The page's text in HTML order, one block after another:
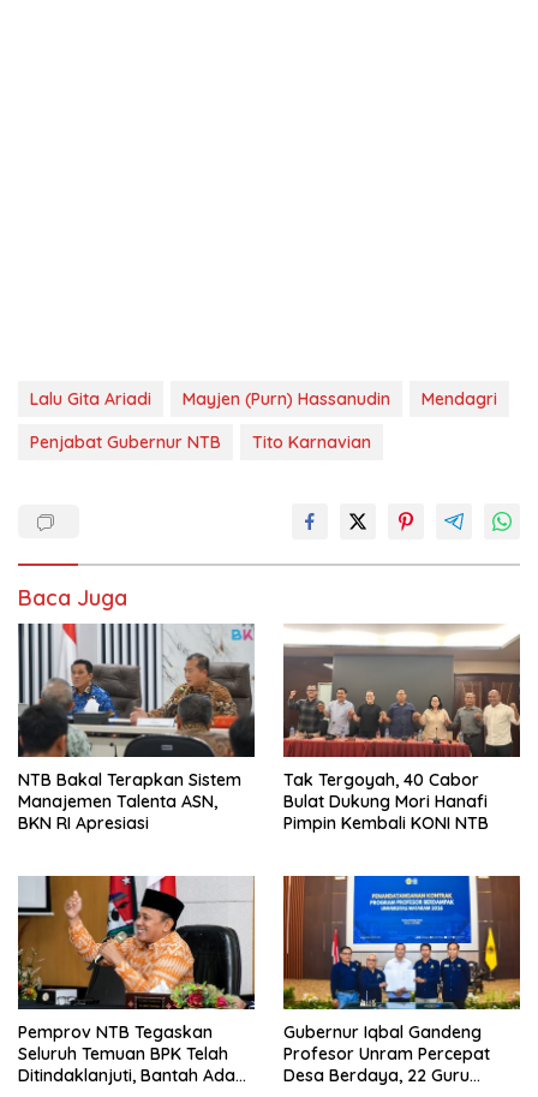
Lalu Gita Ariadi Mayjen (Purn) Hassanudin
Mendagri
Penjabat Gubernur NTB
Tito Karnavian
Baca Juga
NTB Bakal Terapkan Sistem
Manajemen Talenta ASN,
BKN RI Apresiasi
Tak Tergoyah, 40 Cabor
Bulat Dukung Mori Hanafi
Pimpin Kembali KONI NTB
Pemprov NTB Tegaskan
Seluruh Temuan BPK Telah
Ditindaklanjuti, Bantah Ada
Gubernur Iqbal Gandeng
Profesor Unram Percepat
Desa Berdaya, 22 Guru